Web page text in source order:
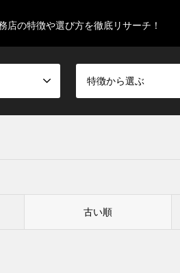
店の特徴や選び方を徹底リサーチ！
特徴から選ぶ
古い順